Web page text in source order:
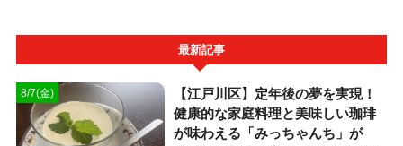
最新記事
8/7(金)
【江戸川区】定年後の夢を実現！
健康的な家庭料理と美味しい珈琲
が味わえる「みっちゃんち」が